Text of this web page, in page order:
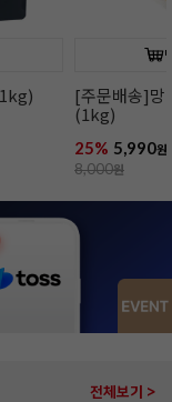
[주문배송]망
(1kg)
25% 5,990원
8,000원
전체보기 >